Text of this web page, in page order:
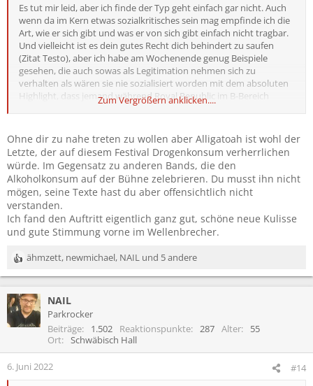
Es tut mir leid, aber ich finde der Typ geht einfach gar nicht. Auch
wenn da im Kern etwas sozialkritisches sein mag empfinde ich die
Art, wie er sich gibt und was er von sich gibt einfach nicht tragbar.
Und vielleicht ist es dein gutes Recht dich behindert zu saufen
(Zitat Testo), aber ich habe am Wochenende genug Beispiele
gesehen, die auch sowas als Legitimation nehmen sich zu
verhalten als wären sie nie sozialisiert worden mit dem absoluten
Highlight, dass jemand während Royal Republic im B-Bereich
einfach mitten in die Menge lospinkelt.
Zum Vergrößern anklicken....
Ohne dir zu nahe treten zu wollen aber Alligatoah ist wohl der
Letzte, der auf diesem Festival Drogenkonsum verherrlichen
würde. Im Gegensatz zu anderen Bands, die den
Alkoholkonsum auf der Bühne zelebrieren. Du musst ihn nicht
mögen, seine Texte hast du aber offensichtlich nicht
verstanden.
Ich fand den Auftritt eigentlich ganz gut, schöne neue Kulisse
und gute Stimmung vorne im Wellenbrecher.
R
e
k
t
i
n
ähmzett, newmichael, NAIL und 5 andere
NAIL
Parkrocker
Beiträge
1.502 Reaktionspunkte 287 Alter
55
Ort
Schwäbisch Hall
6. Juni 2022 #14